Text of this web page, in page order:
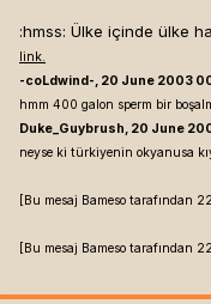
:hmss: Ülke içinde ülke
link.
-coLdwind-, 20 June 2003
hmm 400 galon sperm bir
Duke_Guybrush, 20 June
neyse ki türkiyenin okyanusa
[Bu mesaj Bameso
[Bu mesaj Bameso